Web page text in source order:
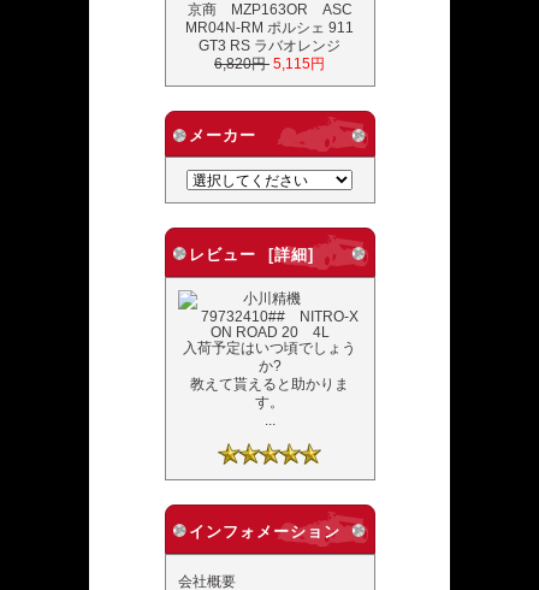
京商 MZP163OR ASC
MR04N-RM ポルシェ 911
GT3 RS ラバオレンジ
6,820円 5,115円
メーカー
レビュー [詳細]
入荷予定はいつ頃でしょう
か?
教えて貰えると助かりま
す。
インフォメーション
会社概要